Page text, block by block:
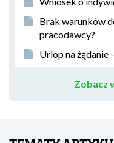
Brak warunków
pracodawcy?
Urlop na żądanie
Zobacz